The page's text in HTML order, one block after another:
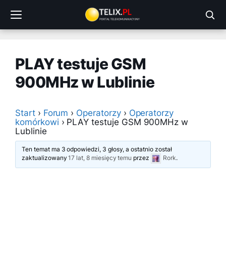
treści
PLAY testuje GSM
900MHz w Lublinie
Start › Forum › Operatorzy › Operatorzy
komórkowi › PLAY testuje GSM 900MHz w
Lublinie
Ten temat ma 3 odpowiedzi, 3 głosy, a ostatnio został
zaktualizowany17 lat, 8 miesięcy temu przez Rork.